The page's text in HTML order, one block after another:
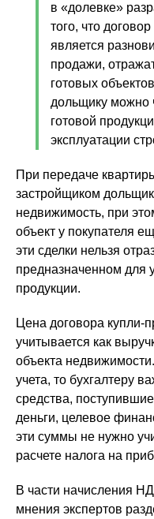
в «долевке»
того, что
является
продажи,
готовых
дольщику можно
готовой
эксплуатации
При передаче
застройщиком
недвижимость, при
объект у покупателя
эти сделки нельзя
предназначенном для
продукции.
Цена договора купли-
учитывается как
объекта
учета, то бухгалтеру
средства,
деньги, целевое
эти суммы не нужно
расчете налога на
В части начисления
мнения экспертов